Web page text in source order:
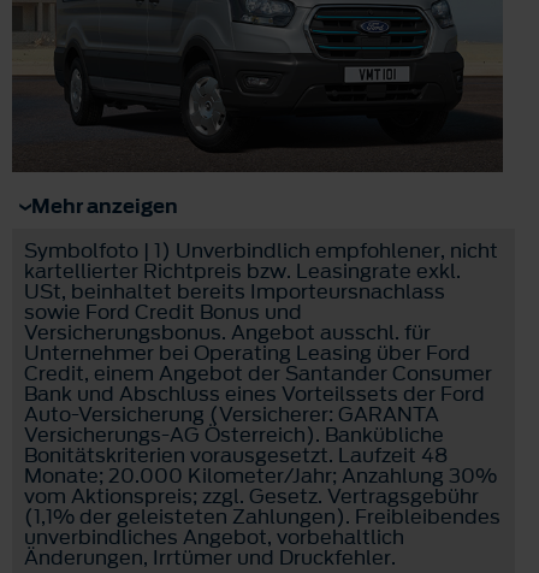
Mehr anzeigen
Symbolfoto | 1) Unverbindlich empfohlener, nicht
kartellierter Richtpreis bzw. Leasingrate exkl.
USt, beinhaltet bereits Importeursnachlass
sowie Ford Credit Bonus und
Versicherungsbonus. Angebot ausschl. für
Unternehmer bei Operating Leasing über Ford
Credit, einem Angebot der Santander Consumer
Bank und Abschluss eines Vorteilssets der Ford
Auto-Versicherung (Versicherer: GARANTA
Versicherungs-AG Österreich). Bankübliche
Bonitätskriterien vorausgesetzt. Laufzeit 48
Monate; 20.000 Kilometer/Jahr; Anzahlung 30%
vom Aktionspreis; zzgl. Gesetz. Vertragsgebühr
(1,1% der geleisteten Zahlungen). Freibleibendes
unverbindliches Angebot, vorbehaltlich
Änderungen, Irrtümer und Druckfehler.